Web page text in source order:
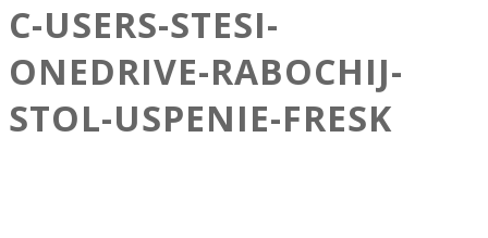
C-USERS-STESI-
ONEDRIVE-RABOCHIJ-
STOL-USPENIE-FRESK